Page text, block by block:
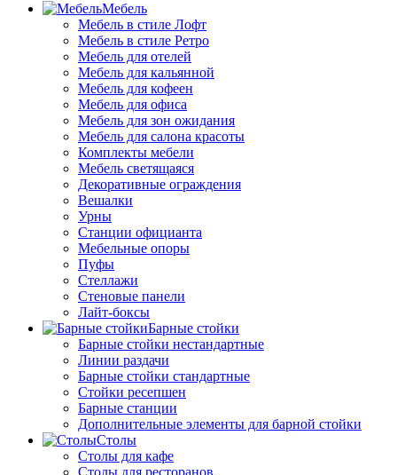
Мебель
Мебель в стиле Лофт
Мебель в стиле Ретро
Мебель для отелей
Мебель для кальянной
Мебель для кофеен
Мебель для офиса
Мебель для зон ожидания
Мебель для салона красоты
Комплекты мебели
Мебель светящаяся
Декоративные ограждения
Вешалки
Урны
Станции официанта
Мебельные опоры
Пуфы
Стеллажи
Стеновые панели
Лайт-боксы
Барные стойки
Барные стойки нестандартные
Линии раздачи
Барные стойки стандартные
Стойки ресепшен
Барные станции
Дополнительные элементы для барной стойки
Столы
Столы для кафе
Столы для ресторанов